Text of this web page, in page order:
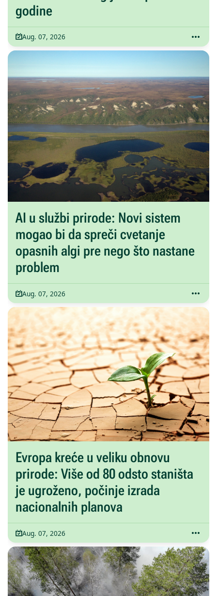
godine
Aug. 07, 2026
AI u službi prirode: Novi sistem
mogao bi da spreči cvetanje
opasnih algi pre nego što nastane
problem
Aug. 07, 2026
Evropa kreće u veliku obnovu
prirode: Više od 80 odsto staništa
je ugroženo, počinje izrada
nacionalnih planova
Aug. 07, 2026